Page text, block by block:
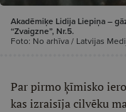
Akadēmiķe Lidija Liepiņa –
“Zvaigzne”, Nr.5.
Foto: No arhīva / Latvijas
Par pirmo ķīmisko
kas izraisīja cilvēku